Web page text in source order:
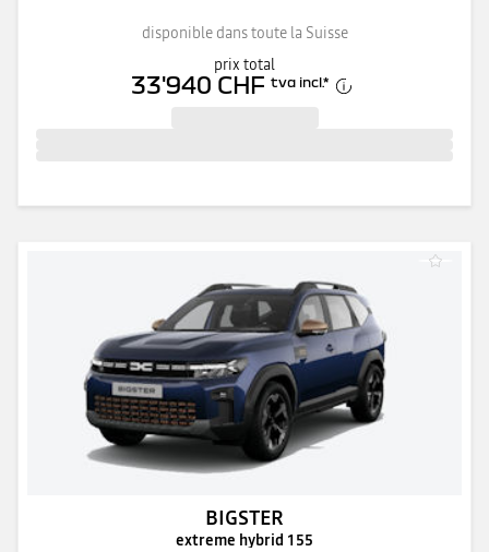
disponible dans toute la Suisse
prix total
33'940 CHF tva incl.*
BIGSTER
extreme hybrid 155